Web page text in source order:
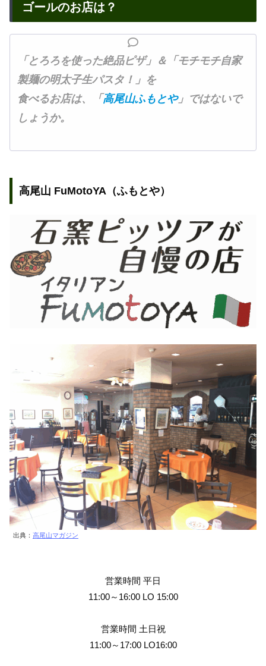
ゴールのお店は？
「とろろを使った絶品ピザ」＆「モチモチ自家
製麺の明太子生パスタ！」を
食べるお店は、
「 高尾山ふもとや」ではないで
しょうか。
高尾山 FuMotoYA（ふもとや）
出典： 高尾山マガジン
営業時間 平日
11:00～16:00 LO 15:00
営業時間 土日祝
11:00～17:00 LO16:00